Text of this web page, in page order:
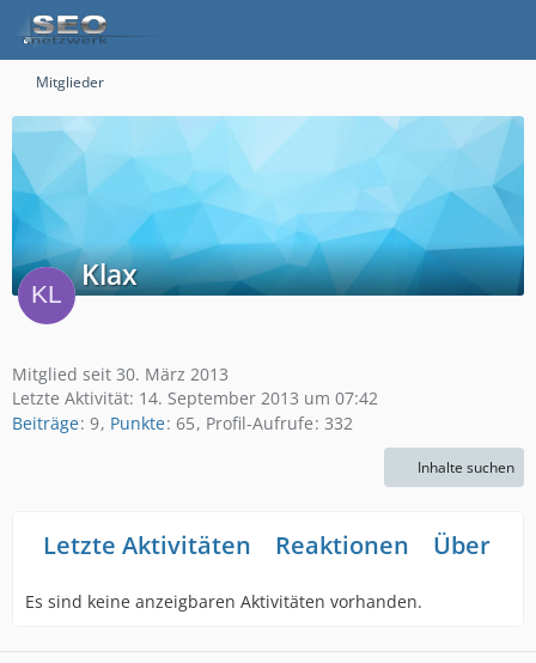
Mitglieder
Klax
Mitglied seit 30. März 2013
Letzte Aktivität: 14. September 2013 um 07:42
Beiträge 9 Punkte 65 Profil-Aufrufe 332
Inhalte suchen
Letzte Aktivitäten Reaktionen Über
Es sind keine anzeigbaren Aktivitäten vorhanden.